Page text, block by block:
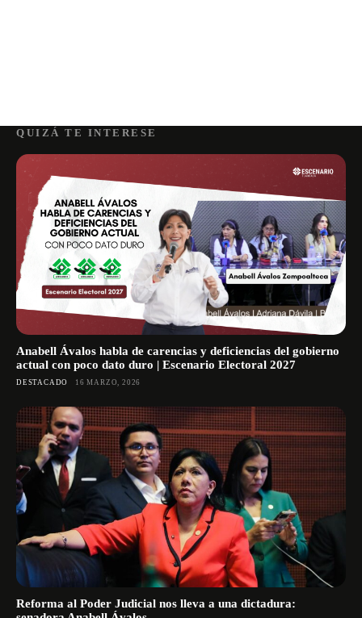
QUIZÁ TE INTERESE
Anabell Ávalos habla de carencias y deficiencias del gobierno
actual con poco dato duro | Escenario Electoral 2027
DESTACADO 16 MARZO, 2026
Reforma al Poder Judicial nos lleva a una dictadura: